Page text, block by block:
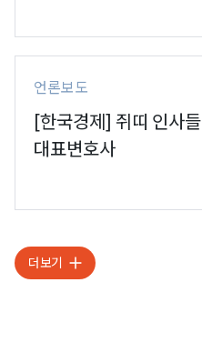
언론보도
[한국경제] 쥐띠 인사
대표변호사
더보기